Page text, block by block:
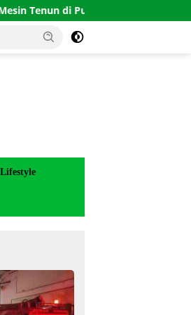
di Purworejo Terbakar